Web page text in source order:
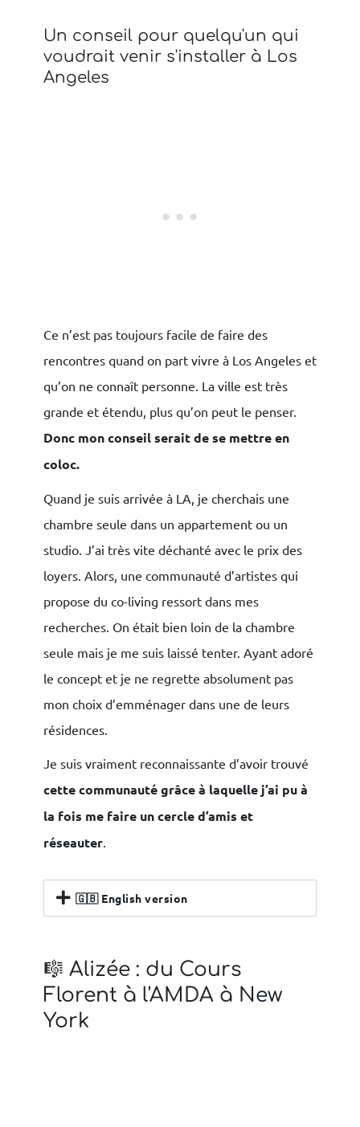
Un conseil pour quelqu'un qui
voudrait venir s'installer à Los
Angeles
Ce n’est pas toujours facile de faire des
rencontres quand on part vivre à Los Angeles et
qu’on ne connaît personne. La ville est très
grande et étendu, plus qu’on peut le penser.
Donc mon conseil serait de se mettre en
coloc.
Quand je suis arrivée à LA, je cherchais une
chambre seule dans un appartement ou un
studio. J’ai très vite déchanté avec le prix des
loyers. Alors, une communauté d’artistes qui
propose du co-living ressort dans mes
recherches. On était bien loin de la chambre
seule mais je me suis laissé tenter. Ayant adoré
le concept et je ne regrette absolument pas
mon choix d’emménager dans une de leurs
résidences.
Je suis vraiment reconnaissante d’avoir trouvé
cette communauté grâce à laquelle j’ai pu à
la fois me faire un cercle d’amis et
réseauter.
🇬🇧 English version
🎼 Alizée : du Cours
Florent à l'AMDA à New
York